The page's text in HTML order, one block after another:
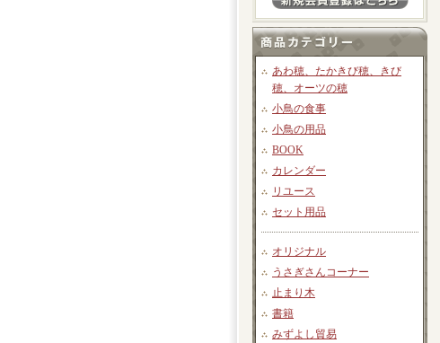
あわ穂、たかきび穂、きび
穂、オーツの穂
小鳥の食事
小鳥の用品
BOOK
カレンダー
リユース
セット用品
オリジナル
うさぎさんコーナー
止まり木
書籍
みずよし貿易